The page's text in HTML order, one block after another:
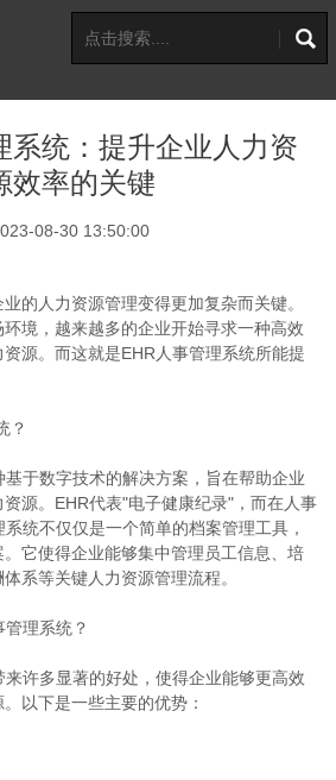
系统：提升企业人力资
效率的关键
08-30 13:50:00
的人力资源管理变得更加复杂而关键。
境，越来越多的企业开始寻求一种高效
源。而这就是EHR人事管理系统所能提
？
基于数字技术的解决方案，旨在帮助企业
源。EHR代表"电子健康纪录"，而在人事
统不仅仅是一个简单的档案管理工具，
它使得企业能够集中管理员工信息、培
系等关键人力资源管理流程。
理系统？
许多显著的好处，使得企业能够更高效
以下是一些主要的优势：